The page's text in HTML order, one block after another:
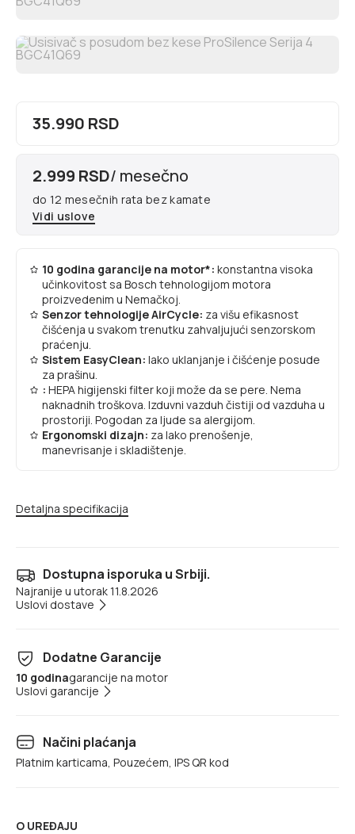
35.990 RSD
2.999 RSD/ mesečno
do 12 mesečnih rata bez kamate
Vidi uslove
10 godina garancije na motor*: konstantna visoka
učinkovitost sa Bosch tehnologijom motora
proizvedenim u Nemačkoj.
Senzor tehnologije AirCycle: za višu efikasnost
čišćenja u svakom trenutku zahvaljujući senzorskom
praćenju.
Sistem EasyClean: lako uklanjanje i čišćenje posude
za prašinu.
: HEPA higijenski filter koji može da se pere. Nema
naknadnih troškova. Izduvni vazduh čistiji od vazduha u
prostoriji. Pogodan za ljude sa alergijom.
Ergonomski dizajn: za lako prenošenje,
manevrisanje i skladištenje.
Detaljna specifikacija
Dostupna isporuka u Srbiji.
Najranije u utorak 11.8.2026
Uslovi dostave
Dodatne Garancije
10 godinagarancije na motor
Uslovi garancije
Načini plaćanja
Platnim karticama, Pouzećem, IPS QR kod
O UREĐAJU